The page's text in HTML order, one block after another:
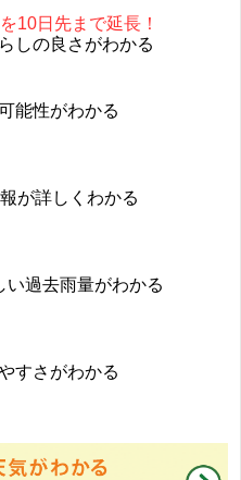
10日先まで延長！
しの良さがわかる
能性がわかる
が詳しくわかる
い過去雨量がわかる
すさがわかる